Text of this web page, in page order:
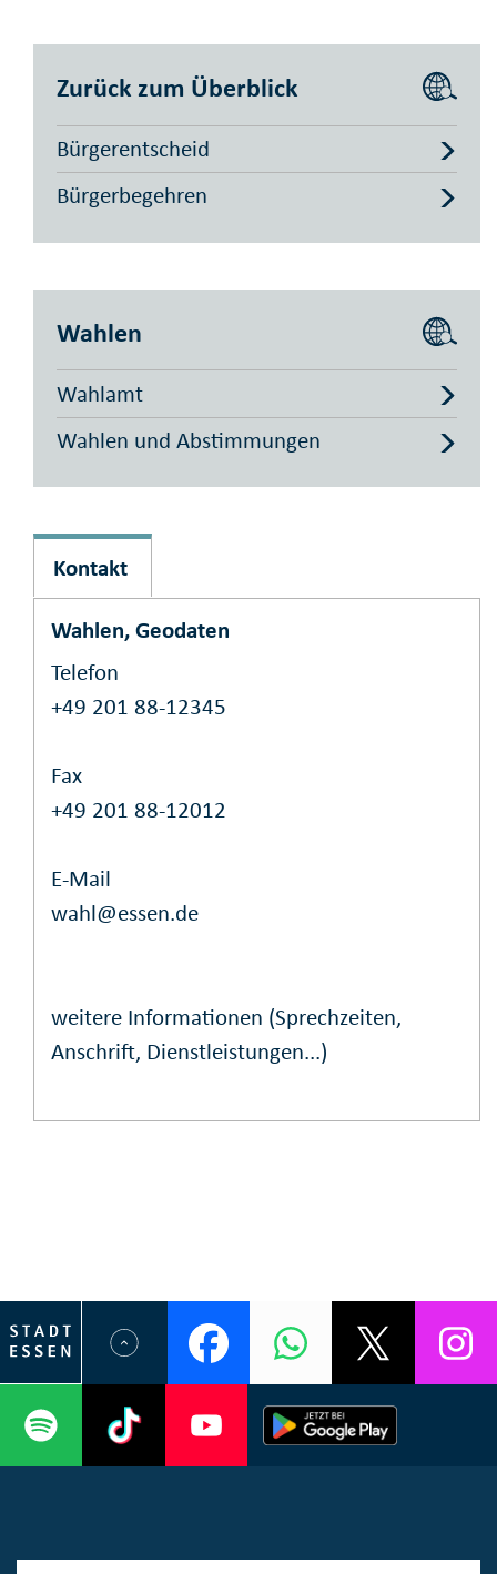
Zurück zum Überblick
Bürgerentscheid
Bürgerbegehren
Wahlen
Wahlamt
Wahlen und Abstimmungen
Kontakt
Wahlen, Geodaten
Telefon
+49 201 88-12345
Fax
+49 201 88-12012
E-Mail
wahl@essen.de
weitere Informationen (Sprechzeiten,
Anschrift, Dienstleistungen...)